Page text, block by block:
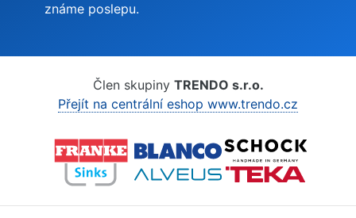
známe poslepu.
Člen skupiny TRENDO s.r.o.
Přejít na centrální eshop www.trendo.cz